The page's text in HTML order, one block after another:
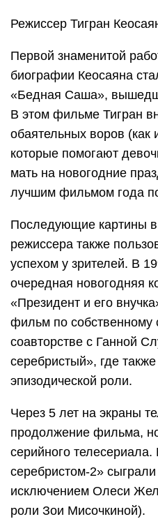
Режиссер Тигран
Первой знаменитой
биографии Кеосаяна
«Бедная Саша»,
В этом фильме Тигран
обаятельных воров (как
которые помогают
мать на новогодние
лучшим фильмом года
Последующие картины
режиссера также
успехом у зрителей. В
очередная новогодняя
«Президент и его
фильм по собственному
соавторстве с Ганной
серебристый», где
эпизодической роли.
Через 5 лет на экраны
продолжение фильма,
серийного
серебристом-2»
исключением Олеси
роли Зои Мисочкиной).